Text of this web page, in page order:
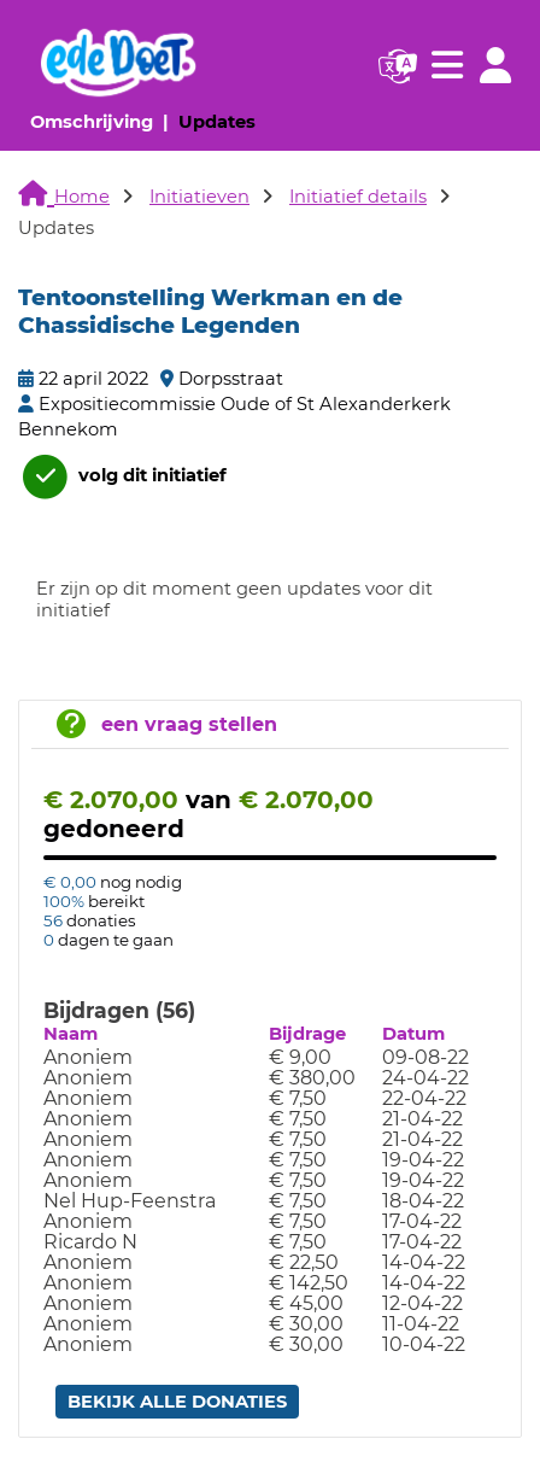
Omschrijving(huidige pagina)
Updates(huidige pagina)
Navigatie
Home Initiatieven
Initiatief details
Updates
Tentoonstelling Werkman en de
Chassidische Legenden
22 april 2022
Dorpsstraat
Expositiecommissie Oude of St Alexanderkerk
Bennekom
volg dit initiatief
Er zijn op dit moment geen updates voor dit
initiatief
een vraag stellen
€ 2.070,00 van € 2.070,00
gedoneerd
€ 0,00 nog nodig
100% bereikt
56donaties
0dagen te gaan
Bijdragen (56)
Naam Bijdrage Datum
Anoniem € 9,00
09-08-22
Anoniem
€ 380,00
24-04-22
Anoniem
€ 7,50
22-04-22
Anoniem
€ 7,50
21-04-22
Anoniem
€ 7,50
21-04-22
Anoniem
€ 7,50
19-04-22
Anoniem
€ 7,50
19-04-22
Nel Hup-Feenstra
€ 7,50
18-04-22
Anoniem
€ 7,50
17-04-22
Ricardo N
€ 7,50
17-04-22
Anoniem
€ 22,50
14-04-22
Anoniem
€ 142,50
14-04-22
Anoniem
€ 45,00
12-04-22
Anoniem
€ 30,00
11-04-22
Anoniem
€ 30,00 10-04-22
BEKIJK ALLE DONATIES